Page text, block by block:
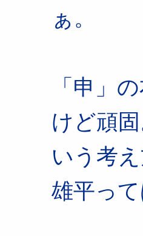
ぁ。
「申」
けど頑
いう考え
雄平っ